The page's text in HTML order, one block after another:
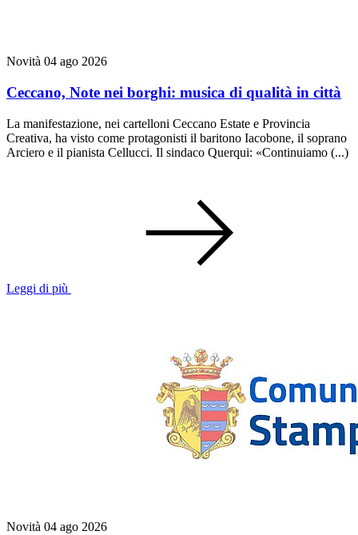
Novità 04 ago 2026
Ceccano, Note nei borghi: musica di qualità in città
La manifestazione, nei cartelloni Ceccano Estate e Provincia
Creativa, ha visto come protagonisti il baritono Iacobone, il soprano
Arciero e il pianista Cellucci. Il sindaco Querqui: «Continuiamo (...)
Leggi di più
Novità 04 ago 2026